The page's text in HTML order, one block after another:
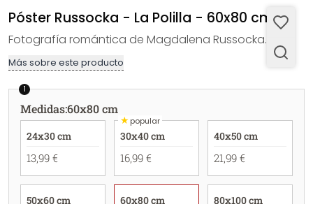
Póster Russocka - La Polilla - 60x80 cm
Fotografía romántica de Magdalena Russocka.
Más sobre este producto
1
Medidas:60x80 cm
24x30 cm
13,99 €
★popular
30x40 cm
16,99 €
40x50 cm
21,99 €
50x60 cm 60x80 cm 80x100 cm